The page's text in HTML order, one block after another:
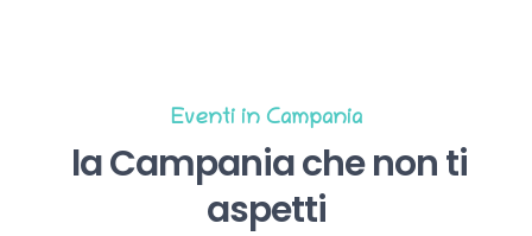
Eventi in Campania
la Campania che non ti
aspetti